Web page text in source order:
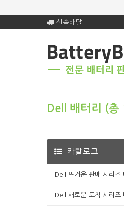
신속배달
Dell 배터리 (총
카탈로그
Dell 뜨거운 판매 시리즈
Dell 새로운 도착 시리즈